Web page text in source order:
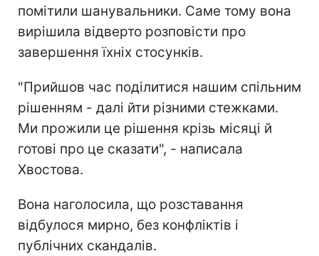
помітили шанувальники. Саме тому вона
вирішила відверто розповісти про
завершення їхніх стосунків.
"Прийшов час поділитися нашим спільним
рішенням - далі йти різними стежками.
Ми прожили це рішення крізь місяці й
готові про це сказати", - написала
Хвостова.
Вона наголосила, що розставання
відбулося мирно, без конфліктів і
публічних скандалів.